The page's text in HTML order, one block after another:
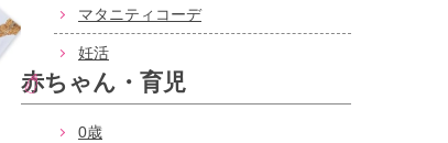
マタニティコーデ
妊活
赤ちゃん・育児
0歳